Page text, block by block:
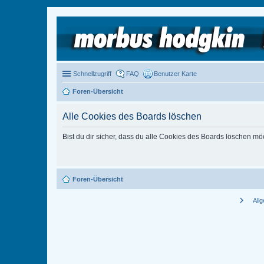
Schnellzugriff FAQ Benutzer Karte
Foren-Übersicht
Alle Cookies des Boards löschen
Bist du dir sicher, dass du alle Cookies des Boards löschen
Foren-Übersicht
chevron_right